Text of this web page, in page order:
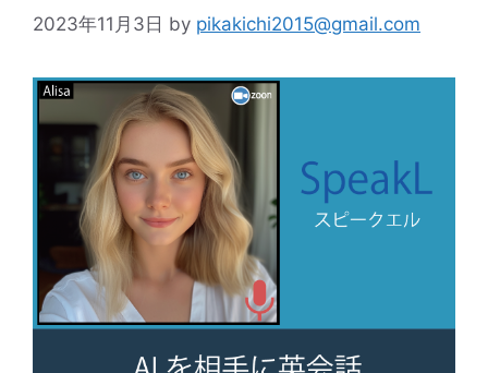
2023年11月3日 by pikakichi2015@gmail.com